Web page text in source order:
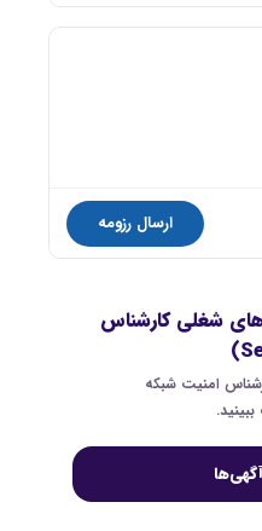
ارسال رزومه
شغلی کارشناس
امنیت شبکه